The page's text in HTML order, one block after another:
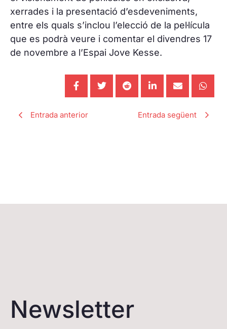
xerrades i la presentació d’esdeveniments,
entre els quals s’inclou l’elecció de la pel·lícula
que es podrà veure i comentar el divendres 17
de novembre a l’Espai Jove Kesse.
Entrada anterior Entrada següent
Newsletter